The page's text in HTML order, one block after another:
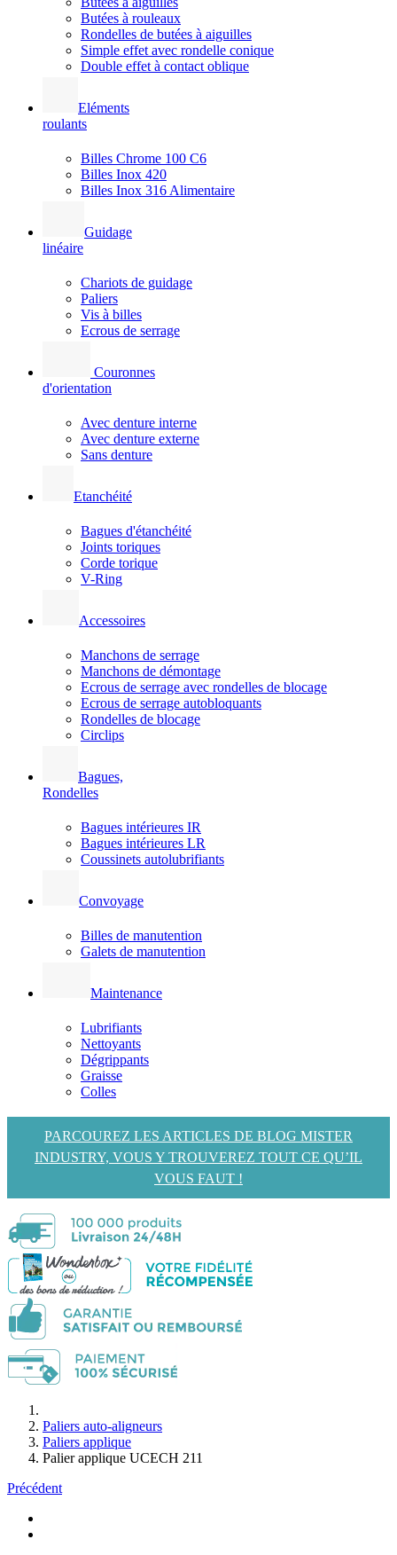
Butées à rouleaux
Rondelles de butées à aiguilles
Simple effet avec rondelle conique
Double effet à contact oblique
Eléments
roulants
Billes Chrome 100 C6
Billes Inox 420
Billes Inox 316 Alimentaire
Guidage
linéaire
Chariots de guidage
Paliers
Vis à billes
Ecrous de serrage
Couronnes
d'orientation
Avec denture interne
Avec denture externe
Sans denture
Etanchéité
Bagues d'étanchéité
Joints toriques
Corde torique
V-Ring
Accessoires
Manchons de serrage
Manchons de démontage
Ecrous de serrage avec rondelles de blocage
Ecrous de serrage autobloquants
Rondelles de blocage
Circlips
Bagues,
Rondelles
Bagues intérieures IR
Bagues intérieures LR
Coussinets autolubrifiants
Convoyage
Billes de manutention
Galets de manutention
Maintenance
Lubrifiants
Nettoyants
Dégrippants
Graisse
Colles
PARCOUREZ LES ARTICLES DE BLOG MISTER
INDUSTRY, VOUS Y TROUVEREZ TOUT CE QU’IL
VOUS FAUT !
Paliers auto-aligneurs
Paliers applique
Palier applique UCECH 211
Précédent